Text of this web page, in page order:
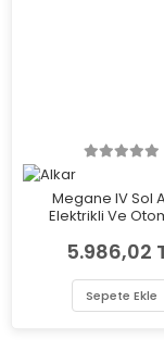
Megane IV Sol
Elektrikli Ve
5.986,02
Sepete Ekle